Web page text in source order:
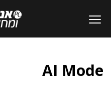
AI Mode